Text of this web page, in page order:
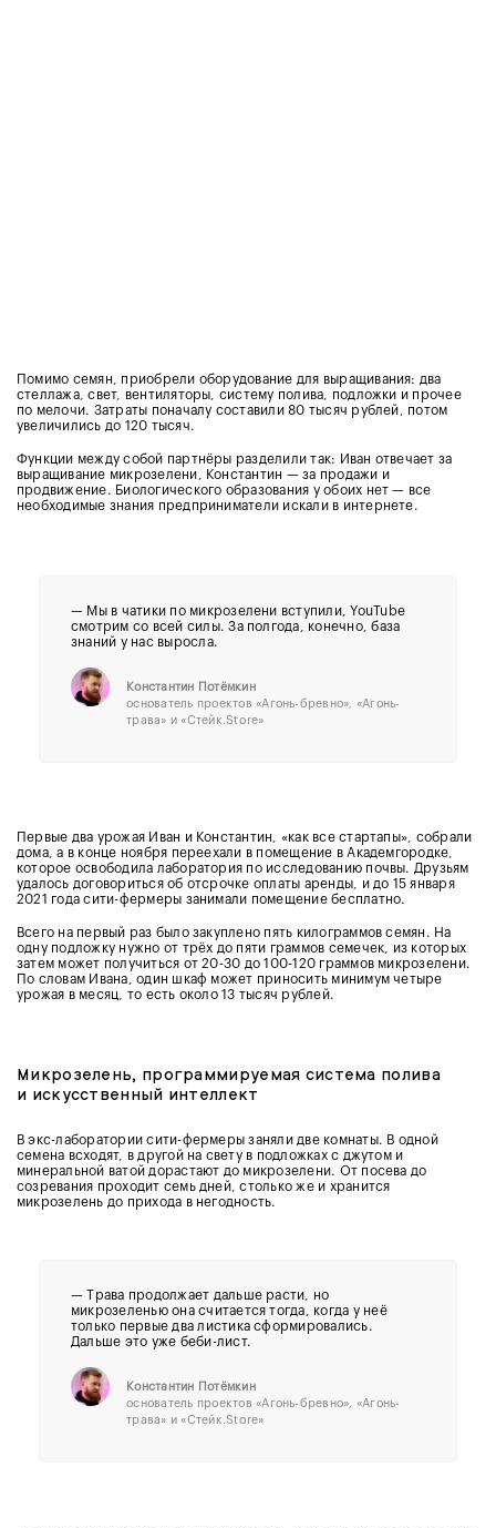
Помимо семян, приобрели оборудование для выращивания: два
стеллажа, свет, вентиляторы, систему полива, подложки и прочее
по мелочи. Затраты поначалу составили 80 тысяч рублей, потом
увеличились до 120 тысяч.
Функции между собой партнёры разделили так: Иван отвечает за
выращивание микрозелени, Константин — за продажи и
продвижение. Биологического образования у обоих нет — все
необходимые знания предприниматели искали в интернете.
— Мы в чатики по микрозелени вступили, YouTube
смотрим со всей силы. За полгода, конечно, база
знаний у нас выросла.
Константин Потёмкин
основатель проектов «Агонь-бревно», «Агонь-
трава» и «Стейк.Store»
Первые два урожая Иван и Константин, «как все стартапы», собрали
дома, а в конце ноября переехали в помещение в Академгородке,
которое освободила лаборатория по исследованию почвы. Друзьям
удалось договориться об отсрочке оплаты аренды, и до 15 января
2021 года сити-фермеры занимали помещение бесплатно.
Всего на первый раз было закуплено пять килограммов семян. На
одну подложку нужно от трёх до пяти граммов семечек, из которых
затем может получиться от 20-30 до 100-120 граммов микрозелени.
По словам Ивана, один шкаф может приносить минимум четыре
урожая в месяц, то есть около 13 тысяч рублей.
Микрозелень, программируемая система полива
и искусственный интеллект
В экс-лаборатории сити-фермеры заняли две комнаты. В одной
семена всходят, в другой на свету в подложках с джутом и
минеральной ватой дорастают до микрозелени. От посева до
созревания проходит семь дней, столько же и хранится
микрозелень до прихода в негодность.
— Трава продолжает дальше расти, но
микрозеленью она считается тогда, когда у неё
только первые два листика сформировались.
Дальше это уже беби-лист.
Константин Потёмкин
основатель проектов «Агонь-бревно», «Агонь-
трава» и «Стейк.Store»